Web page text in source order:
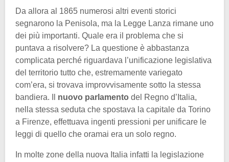
Da allora al 1865 numerosi altri eventi storici
segnarono la Penisola, ma la Legge Lanza rimane uno
dei più importanti. Quale era il problema che si
puntava a risolvere? La questione è abbastanza
complicata perché riguardava l’unificazione legislativa
del territorio tutto che, estremamente variegato
com’era, si trovava improvvisamente sotto la stessa
bandiera. Il nuovo parlamento del Regno d’Italia,
nella stessa seduta che spostava la capitale da Torino
a Firenze, effettuava ingenti pressioni per unificare le
leggi di quello che oramai era un solo regno.
In molte zone della nuova Italia infatti la legislazione